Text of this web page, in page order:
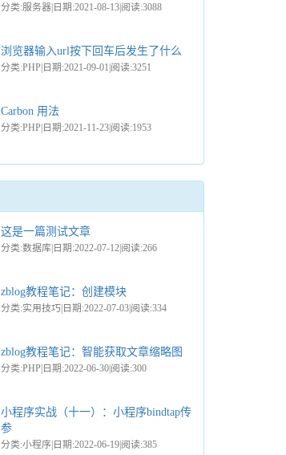
分类:服务器|日期:2021-08-13|阅读:3088
浏览器输入url按下回车后发生了什么
分类:PHP|日期:2021-09-01|阅读:3251
Carbon 用法
分类:PHP|日期:2021-11-23|阅读:1953
这是一篇测试文章
分类:数据库|日期:2022-07-12|阅读:266
zblog教程笔记：创建模块
分类:实用技巧|日期:2022-07-03|阅读:334
zblog教程笔记：智能获取文章缩略图
分类:PHP|日期:2022-06-30|阅读:300
小程序实战（十一）：小程序bindtap传
参
分类:小程序|日期:2022-06-19|阅读:385